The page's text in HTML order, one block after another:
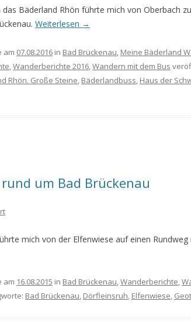
das Bäderland Rhön führte mich von Oberbach
Weiterlesen →
am 07.08.2016 in Bad Brückenau, Meine Bäderland
,Wanderberichte 2016,Wandern mit dem Bus
Rhön. Große Steine, Bäderlandbuss, Haus der
um Bad Brückenau
mich von der Elfenwiese auf einen Rundweg
am 16.08.2015 in Bad Brückenau,Wanderberichte,
Bad Brückenau, Dörfleinsruh, Elfenwiese,